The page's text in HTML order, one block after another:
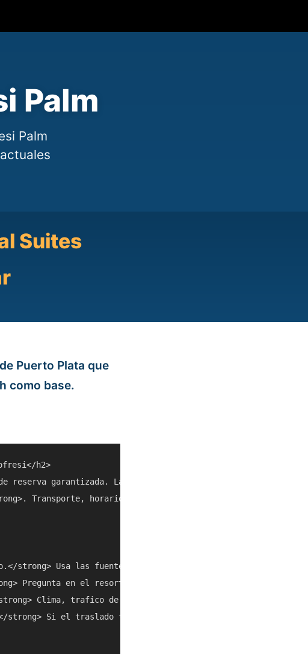
Palm
Palm
Suites
Puerto Plata que
como base.
h2>
reserva garantizada. La meta es ayudarte a decidir si
Transporte, horarios, clima, cruceros y acceso local
strong> Usa las fuentes enlazadas y listados actuales antes
Pregunta en el resort, con un taxi confiable o con el
Clima, trafico de cruceros y cierres locales pueden
Si el traslado toma mas de lo esperado, combinalo con